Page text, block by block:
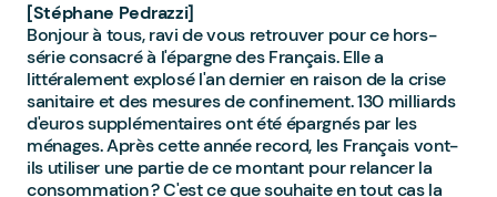
[Stéphane Pedrazzi]
Bonjour à tous, ravi de vous retrouver pour ce hors-
série consacré à l'épargne des Français. Elle a
littéralement explosé l'an dernier en raison de la crise
sanitaire et des mesures de confinement. 130 milliards
d'euros supplémentaires ont été épargnés par les
ménages. Après cette année record, les Français vont-
ils utiliser une partie de ce montant pour relancer la
consommation ? C'est ce que souhaite en tout cas la